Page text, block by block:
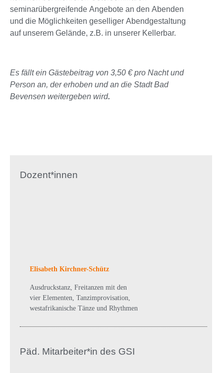
seminarübergreifende Angebote an den Abenden
und die Möglichkeiten geselliger Abendgestaltung
auf unserem Gelände, z.B. in unserer Kellerbar.
Es fällt ein Gästebeitrag von 3,50 € pro Nacht und
Person an, der erhoben und an die Stadt Bad
Bevensen weitergeben wird.
Dozent*innen
Elisabeth Kirchner-Schütz
Ausdruckstanz, Freitanzen mit den
vier Elementen, Tanzimprovisation,
westafrikanische Tänze und Rhythmen
Päd. Mitarbeiter*in des GSI